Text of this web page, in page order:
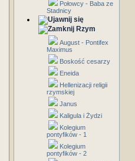
Połowcy - Baba ze
Stadnicy
Rzym
August - Pontifex
Maximus
Boskość cesarzy
Eneida
Hellenizacji religii
rzymskiej
Janus
Kaligula i Żydzi
Kolegium
pontyfików - 1
Kolegium
pontyfików - 2